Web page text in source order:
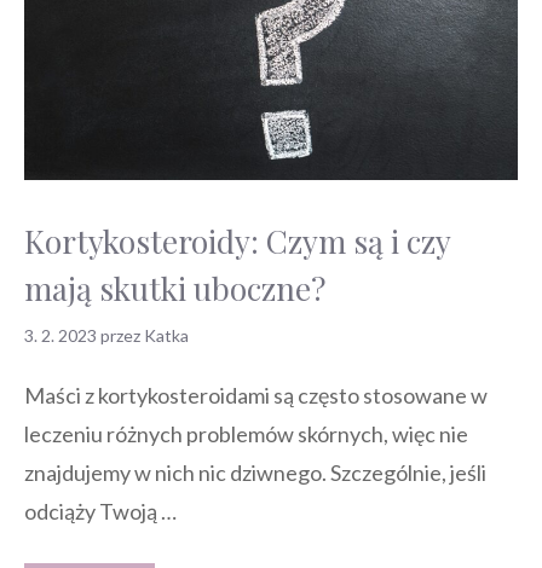
Kortykosteroidy: Czym są i czy
mają skutki uboczne?
3. 2. 2023 przez Katka
Maści z kortykosteroidami są często stosowane w
leczeniu różnych problemów skórnych, więc nie
znajdujemy w nich nic dziwnego. Szczególnie, jeśli
odciąży Twoją …